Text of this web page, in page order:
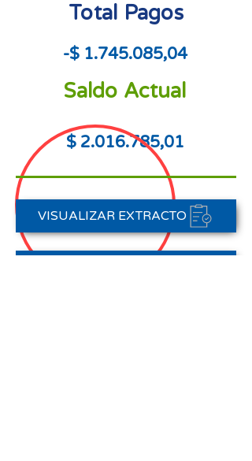
Total Pagos
-$ 1.745.085,04
Saldo Actual
$ 2.016.785,01
VISUALIZAR EXTRACTO